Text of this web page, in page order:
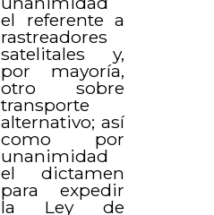
el referente a
rastreadores
satelitales y,
por mayoría,
otro sobre
transporte
alternativo; así
como por
unanimidad
el dictamen
para expedir
la Ley de